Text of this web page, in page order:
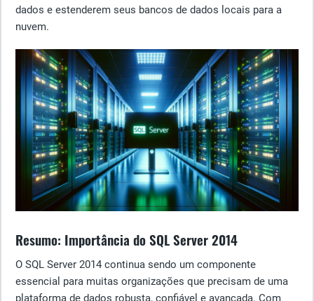
dados e estenderem seus bancos de dados locais para a
nuvem.
Resumo: Importância do SQL Server 2014
O SQL Server 2014 continua sendo um componente
essencial para muitas organizações que precisam de uma
plataforma de dados robusta, confiável e avançada. Com